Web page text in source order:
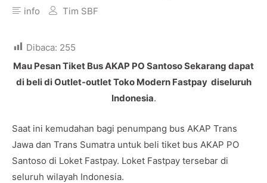
info Tim SBF
Dibaca: 255
Mau Pesan Tiket Bus AKAP PO Santoso Sekarang dapat
di beli di Outlet-outlet Toko Modern Fastpay diseluruh
Indonesia.
Saat ini kemudahan bagi penumpang bus AKAP Trans
Jawa dan Trans Sumatra untuk beli tiket bus AKAP PO
Santoso di Loket Fastpay. Loket Fastpay tersebar di
seluruh wilayah Indonesia.